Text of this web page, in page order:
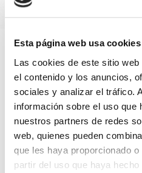
Esta página web usa cookies
Las cookies de este sitio
el contenido y los anuncios,
sociales y analizar el tráfico.
información sobre el uso que
nuestros partners de redes
web, quienes pueden
que les haya proporcionado
partir del uso que haya
05 ABRIL 2024 1 min
Research Análisis financiero
Participación de Luis
Creand Wealth Management
los Negocios de la Cadena